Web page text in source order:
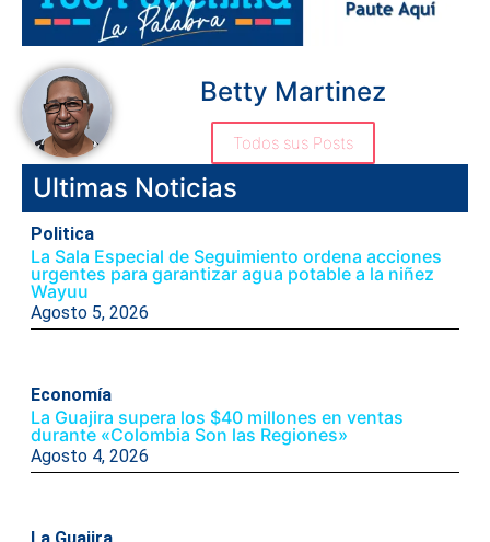
Betty Martinez
Todos sus Posts
Ultimas Noticias
Politica
La Sala Especial de Seguimiento ordena acciones
urgentes para garantizar agua potable a la niñez
Wayuu
Agosto 5, 2026
Economía
La Guajira supera los $40 millones en ventas
durante «Colombia Son las Regiones»
Agosto 4, 2026